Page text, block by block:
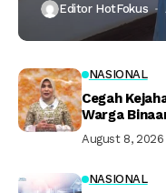
Editor HotFokus
NASIONAL
Cegah
Warga
August 8, 2026
NASIONAL